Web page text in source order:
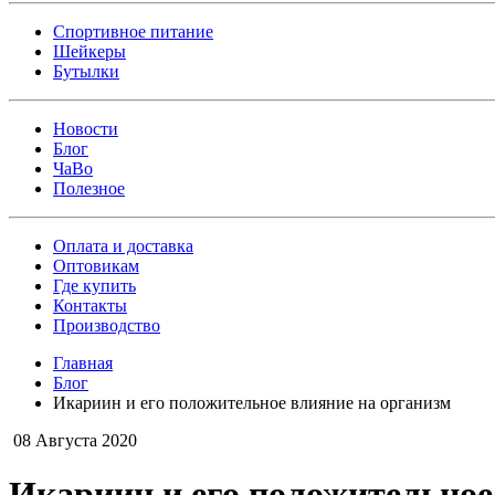
Спортивное питание
Шейкеры
Бутылки
Новости
Блог
ЧаВо
Полезное
Оплата и доставка
Оптовикам
Где купить
Контакты
Производство
Главная
Блог
Икариин и его положительное влияние на организм
08 Августа 2020